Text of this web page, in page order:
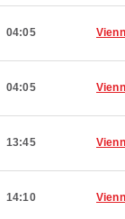
04:05
04:05
13:45
14:10